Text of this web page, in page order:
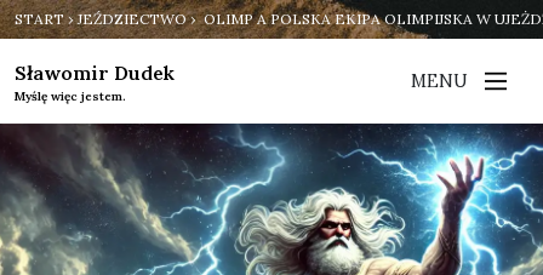
START›JEŹDZIECTWO› OLIMP A POLSKA EKIPA OLIMPIJSKA W
Sławomir Dudek
Myślę więc jestem.
MENU